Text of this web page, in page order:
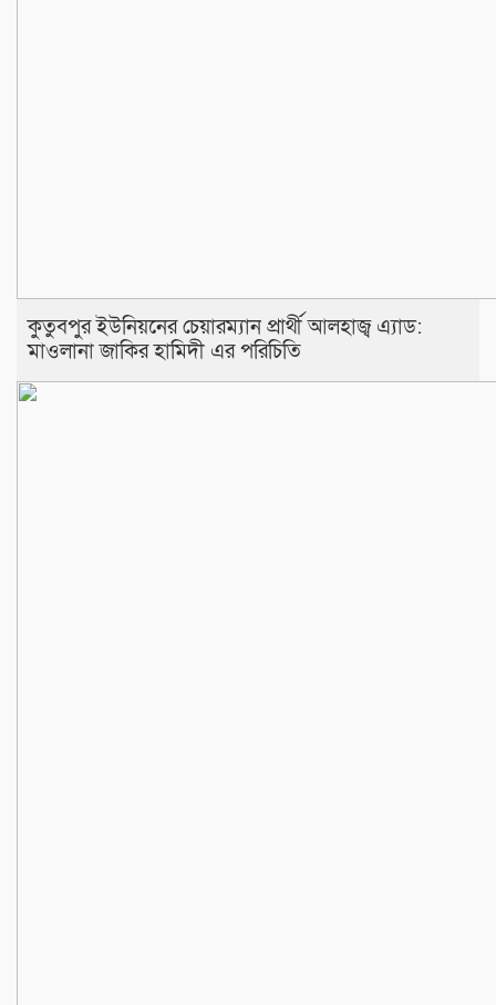
কুতুবপুর ইউনিয়নের চেয়ারম্যান প্রার্থী আলহাজ্ব এ‍্যাড:
মাওলানা জাকির হামিদী এর পরিচিতি